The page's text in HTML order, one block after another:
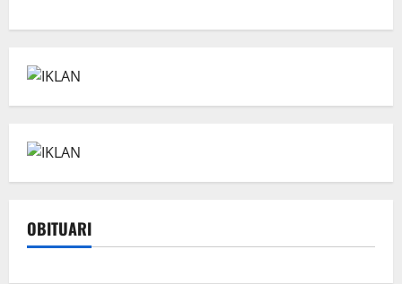
OBITUARI